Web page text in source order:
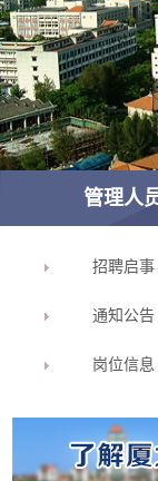
管理人
招聘启事
通知公告
岗位信息